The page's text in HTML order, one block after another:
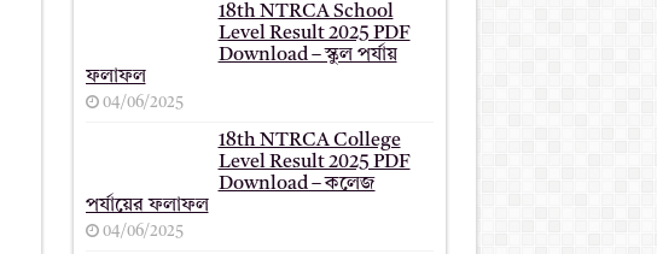
18th NTRCA School
Level Result 2025 PDF
Download – স্কুল পর্যায়
ফলাফল
04/06/2025
18th NTRCA College
Level Result 2025 PDF
Download – কলেজ
পর্যায়ের ফলাফল
04/06/2025